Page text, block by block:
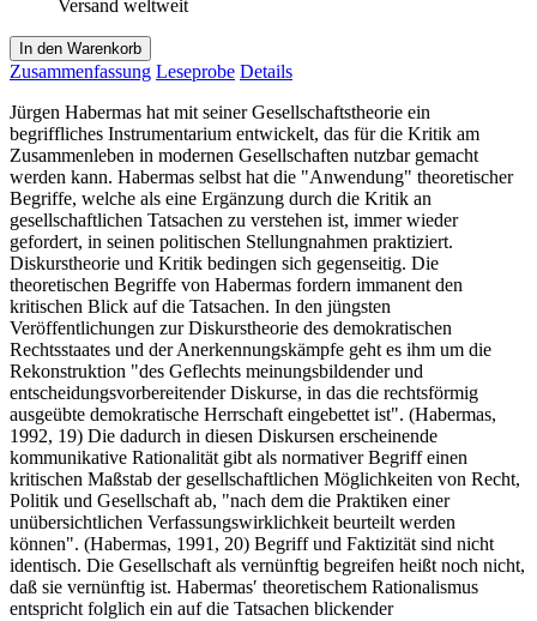
Versand weltweit
In den Warenkorb
Zusammenfassung Leseprobe Details
Jürgen Habermas hat mit seiner Gesellschaftstheorie ein
begriffliches Instrumentarium entwickelt, das für die Kritik am
Zusammenleben in modernen Gesellschaften nutzbar gemacht
werden kann. Habermas selbst hat die "Anwendung" theoretischer
Begriffe, welche als eine Ergänzung durch die Kritik an
gesellschaftlichen Tatsachen zu verstehen ist, immer wieder
gefordert, in seinen politischen Stellungnahmen praktiziert.
Diskurstheorie und Kritik bedingen sich gegenseitig. Die
theoretischen Begriffe von Habermas fordern immanent den
kritischen Blick auf die Tatsachen. In den jüngsten
Veröffentlichungen zur Diskurstheorie des demokratischen
Rechtsstaates und der Anerkennungskämpfe geht es ihm um die
Rekonstruktion "des Geflechts meinungsbildender und
entscheidungsvorbereitender Diskurse, in das die rechtsförmig
ausgeübte demokratische Herrschaft eingebettet ist". (Habermas,
1992, 19) Die dadurch in diesen Diskursen erscheinende
kommunikative Rationalität gibt als normativer Begriff einen
kritischen Maßstab der gesellschaftlichen Möglichkeiten von Recht,
Politik und Gesellschaft ab, "nach dem die Praktiken einer
unübersichtlichen Verfassungswirklichkeit beurteilt werden
können". (Habermas, 1991, 20) Begriff und Faktizität sind nicht
identisch. Die Gesellschaft als vernünftig begreifen heißt noch nicht,
daß sie vernünftig ist. Habermas′ theoretischem Rationalismus
entspricht folglich ein auf die Tatsachen blickender